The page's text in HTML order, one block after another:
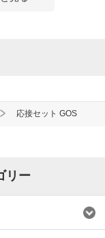
応接セット GOS
リー